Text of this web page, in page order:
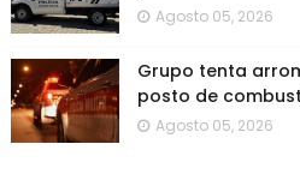
Agosto 05, 2026
Grupo tenta
posto de
Agosto 05, 2026